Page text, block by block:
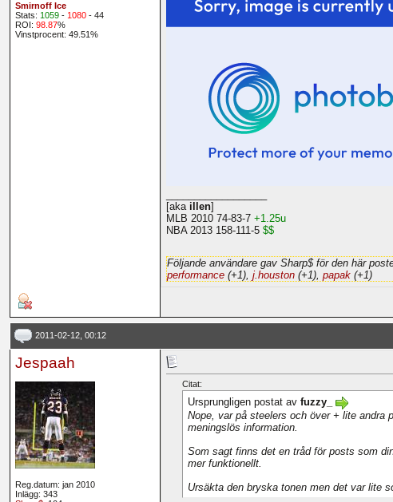
Smirnoff Ice
Stats: 1059- 1080- 44
ROI: 98.87%
Vinstprocent: 49.51%
[aka illen]
MLB 2010 74-83-7 +1.25u
NBA 2013 158-111-5 $$
Följande användare gav Sharp$ för den här
performance(+1), j.houston(+1), papak(+1)
2011-02-12, 00:12
Jespaah
Reg.datum: jan 2010
Inlägg: 343
Citat:
Ursprungligen postat av fuzzy_
Nope, var på steelers och över + lite andra
meningslös information.
Som sagt finns det en tråd för posts som
mer funktionellt.
Ursäkta den bryska tonen men det var lite